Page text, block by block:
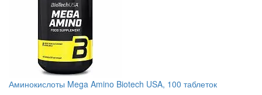
Аминокислоты Mega Amino Biotech USA, 100 таблеток